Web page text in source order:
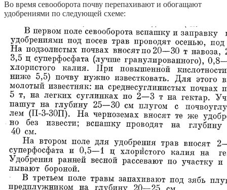
Во время севооборота почву перепахивают и обогащают
удобрениями по следующей схеме: